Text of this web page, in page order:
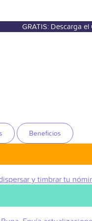
GRATIS: Descarga
Beneficios
y timbrar tu